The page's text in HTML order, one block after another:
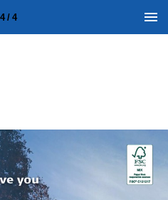
4 / 4